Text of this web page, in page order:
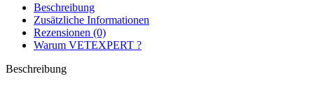
Beschreibung
Zusätzliche Informationen
Rezensionen (0)
Warum VETEXPERT ?
Beschreibung